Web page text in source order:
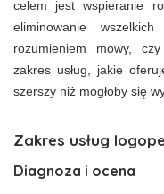
celem jest wspieranie
eliminowanie
rozumieniem mowy,
zakres usług, jakie
szerszy niż mogłoby się
Zakres usług
Diagnoza i ocena